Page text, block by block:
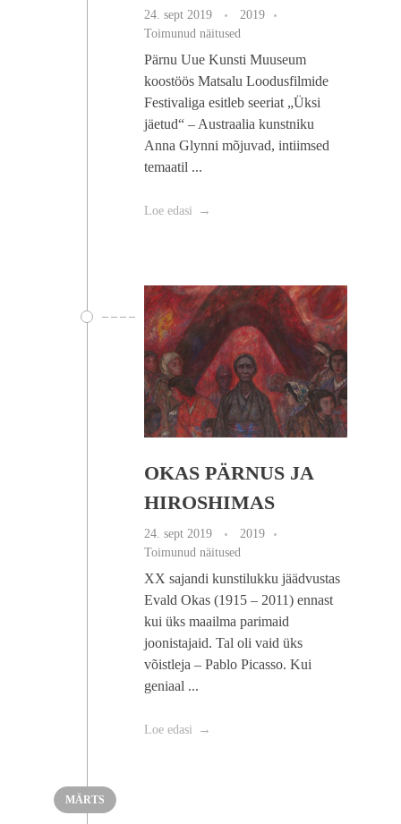
24. sept 2019
2019
Toimunud näitused
Pärnu Uue Kunsti Muuseum
koostöös Matsalu Loodusfilmide
Festivaliga esitleb seeriat „Üksi
jäetud“ – Austraalia kunstniku
Anna Glynni mõjuvad, intiimsed
temaatil ...
Loe edasi
OKAS PÄRNUS JA
HIROSHIMAS
24. sept 2019
2019
Toimunud näitused
XX sajandi kunstilukku jäädvustas
Evald Okas (1915 – 2011) ennast
kui üks maailma parimaid
joonistajaid. Tal oli vaid üks
võistleja – Pablo Picasso. Kui
geniaal ...
Loe edasi
MÄRTS